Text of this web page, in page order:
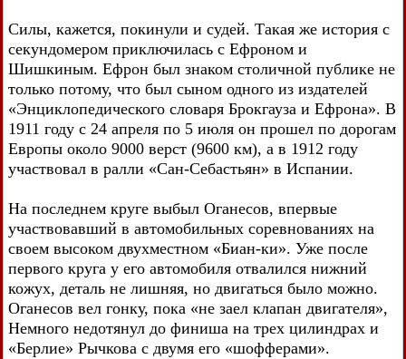
Силы, кажется, покинули и судей. Такая же история с
секундомером приключилась с Ефроном и
Шишкиным. Ефрон был знаком столичной публике не
только потому, что был сыном одного из издателей
«Энциклопедического словаря Брокгауза и Ефрона». В
1911 году с 24 апреля по 5 июля он прошел по дорогам
Европы около 9000 верст (9600 км), а в 1912 году
участвовал в ралли «Сан-Себастьян» в Испании.
На последнем круге выбыл Оганесов, впервые
участвовавший в автомобильных соревнованиях на
своем высоком двухместном «Биан-ки». Уже после
первого круга у его автомобиля отвалился нижний
кожух, деталь не лишняя, но двигаться было можно.
Оганесов вел гонку, пока «не заел клапан двигателя»,
Немного недотянул до финиша на трех цилиндрах и
«Берлие» Рычкова с двумя его «шофферами».